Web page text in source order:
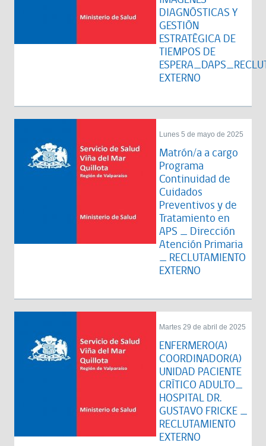
DIAGNÓSTICAS Y
GESTIÓN
ESTRATÉGICA DE
TIEMPOS DE
EXTERNO
Lunes 5 de mayo de 2025
Matrón/a a cargo
Programa
Continuidad de
Cuidados
Preventivos y de
Tratamiento en
APS _ Dirección
Atención Primaria
_ RECLUTAMIENTO
EXTERNO
Martes 29 de abril de 2025
ENFERMERO(A)
COORDINADOR(A)
UNIDAD PACIENTE
CRÍTICO ADULTO_
HOSPITAL DR.
GUSTAVO FRICKE _
RECLUTAMIENTO
EXTERNO